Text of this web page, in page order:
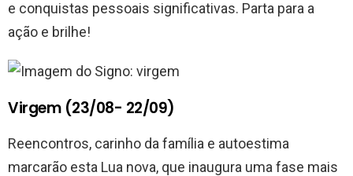
e conquistas pessoais significativas. Parta para a
ação e brilhe!
Virgem (23/08- 22/09)
Reencontros, carinho da família e autoestima
marcarão esta Lua nova, que inaugura uma fase mais